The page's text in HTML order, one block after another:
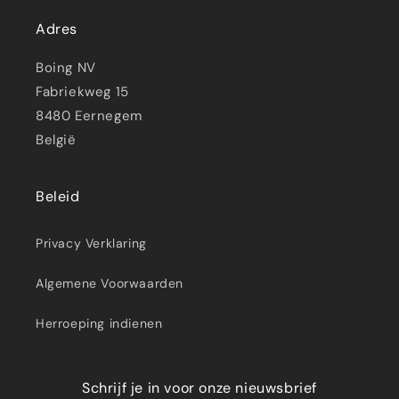
Adres
Boing NV
Fabriekweg 15
8480 Eernegem
België
Beleid
Privacy Verklaring
Algemene Voorwaarden
Herroeping indienen
Schrijf je in voor onze nieuwsbrief